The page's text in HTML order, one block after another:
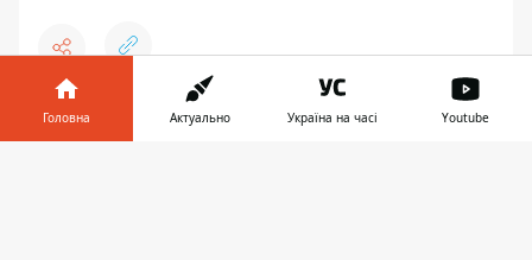
👍 ♥ 😆
Головна Актуально Україна на часі Youtube